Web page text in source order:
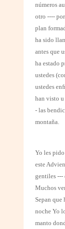
números
otro ----
plan
ha sido
antes que
ha estado
ustedes
ustedes
han visto
- las
montaña.
Yo les
este
gentiles ---
Muchos
Sepan
noche Yo
manto